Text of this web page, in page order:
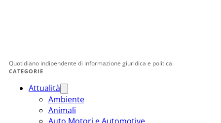
Quotidiano indipendente di informazione giuridica e politica.
CATEGORIE
Attualità
Ambiente
Animali
Auto Motori e Automotive